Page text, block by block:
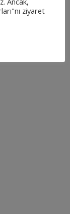
ziyaret